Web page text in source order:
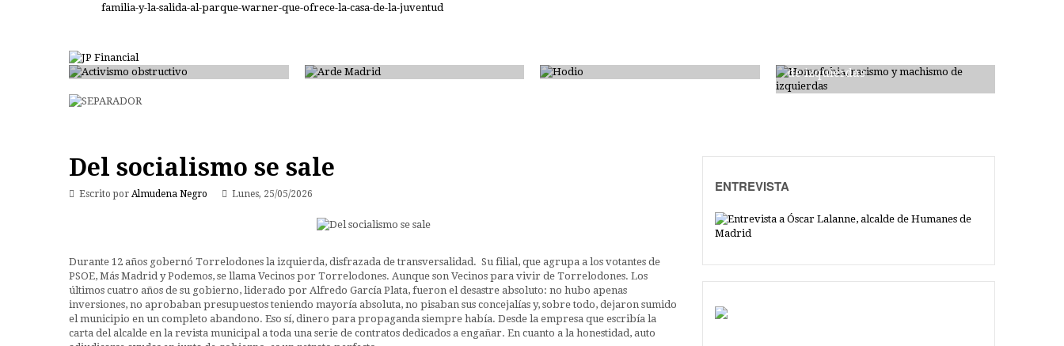
familia-y-la-salida-al-parque-warner-que-ofrece-la-casa-de-la-juventud
Activismo obstructivo
de izquierdas
Del socialismo se sale
Escrito por Almudena Negro Lunes, 25/05/2026
Durante 12 años gobernó Torrelodones la izquierda, disfrazada de transversalidad. Su filial, que agrupa a los votantes de
PSOE, Más Madrid y Podemos, se llama Vecinos por Torrelodones. Aunque son Vecinos para vivir de Torrelodones. Los
últimos cuatro años de su gobierno, liderado por Alfredo García Plata, fueron el desastre absoluto: no hubo apenas
inversiones, no aprobaban presupuestos teniendo mayoría absoluta, no pisaban sus concejalías y, sobre todo, dejaron sumido
el municipio en un completo abandono. Eso sí, dinero para propaganda siempre había. Desde la empresa que escribía la
carta del alcalde en la revista municipal a toda una serie de contratos dedicados a engañar. En cuanto a la honestidad, auto
ENTREVISTA